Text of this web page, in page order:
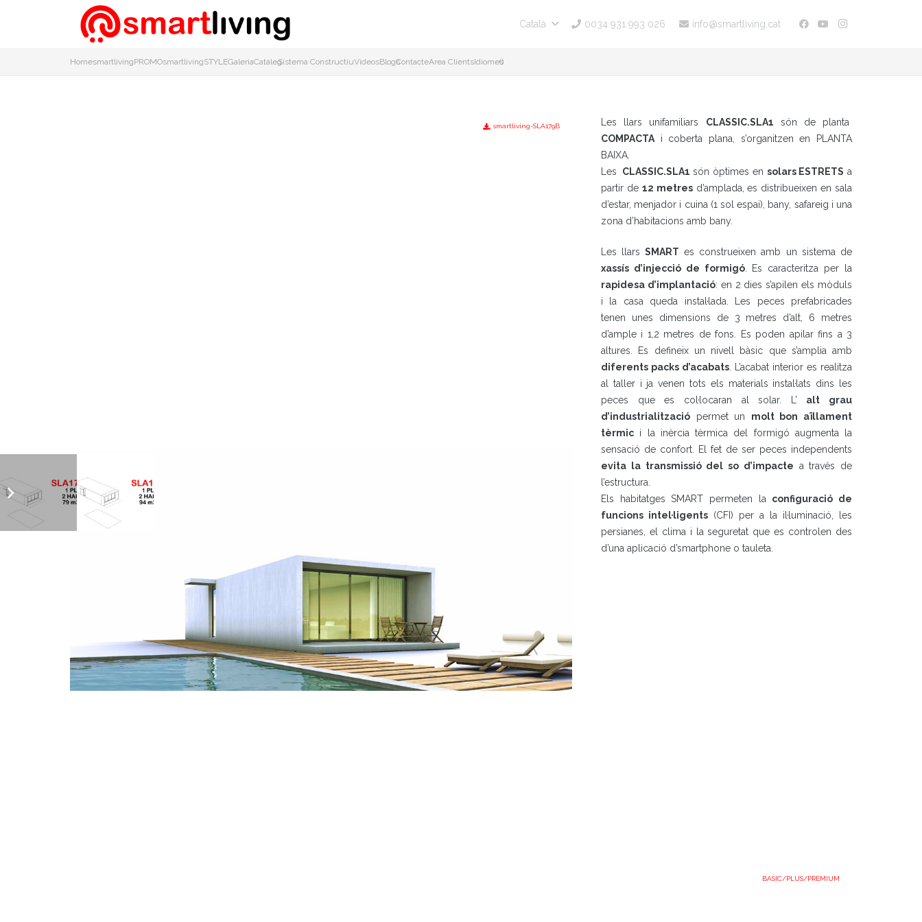
Català 0034 931 993 026 info@smartliving.cat
HomesmartlivingPROMOsmartlivingSTYLEGaleriaCatàlegSistema ConstructiuVideosBlogsContacteArea ClientsIdiomes
()
smartliving-SLA179B Les llars unifamiliars CLASSIC.SLA1 són de planta
COMPACTA i coberta plana, s’organitzen en PLANTA
BAIXA.
Les CLASSIC.SLA1 són òptimes en solars ESTRETS a
partir de 12 metresd’amplada, es distribueixen en sala
d’estar, menjador i cuina (1 sol espai), bany, safareig i una
zona d’habitacions amb bany.
Les llars SMART es construeixen amb un sistema de
xassís d’injecció de formigó. Es caracteritza per la
rapidesa d’implantació: en 2 dies s’apilen els mòduls
i la casa queda instal·lada. Les peces prefabricades
tenen unes dimensions de 3 metres d’alt, 6 metres
d’ample i 1,2 metres de fons. Es poden apilar fins a 3
altures. Es defineix un nivell bàsic que s’amplia amb
diferents packs d’acabats . L’acabat interior es realitza
al taller i ja venen tots els materials instal·lats dins les
peces que es col·locaran al solar. L’ alt grau
d’industrialització permet un molt bon aïllament
tèrmic i la inèrcia tèrmica del formigó augmenta la
sensació de confort. El fet de ser peces independents
evita la transmissió del so d’impacte a través de
l’estructura.
Els habitatges SMART permeten la configuració de
funcions intel·ligents (CFI) per a la il·luminació, les
persianes, el clima i la seguretat que es controlen des
d’una aplicació d’smartphone o tauleta.
BASIC/PLUS/PREMIUM